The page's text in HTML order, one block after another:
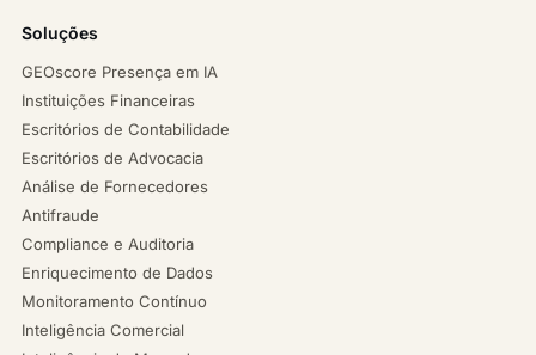
Soluções
GEOscore Presença em IA
Instituições Financeiras
Escritórios de Contabilidade
Escritórios de Advocacia
Análise de Fornecedores
Antifraude
Compliance e Auditoria
Enriquecimento de Dados
Monitoramento Contínuo
Inteligência Comercial